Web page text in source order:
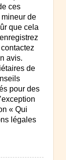
ces
mineur de
que cela
avis.
de
pour des
« Qui
légales